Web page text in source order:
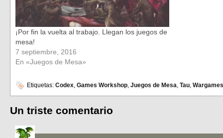
¡Por fin la vuelta al trabajo. Llegan los juegos de
mesa!
7 septiembre, 2016
En «Juegos de Mesa»
Etiquetas: Codex, Games Workshop, Juegos de Mesa, Tau, Wargames
Un triste comentario